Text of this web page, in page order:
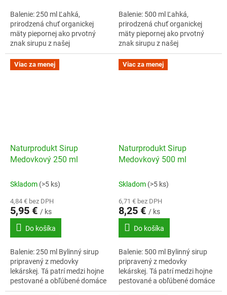
Balenie: 250 ml Ľahká,
prirodzená chuť organickej
mäty piepornej ako prvotný
znak sirupu z našej
manufaktúrnej výroby.
Naturprodukt sirupy sú
vyrábané manufaktúrnym
Balenie: 500 ml Ľahká,
prirodzená chuť organickej
mäty piepornej ako prvotný
znak sirupu z našej
manufaktúrnej výroby.
Naturprodukt sirupy sú
vyrábané manufaktúrnym
Viac za menej
Naturprodukt Sirup
Medovkový 250 ml
Skladom (>5 ks)
4,84 € bez DPH
5,95 € / ks
Do košíka
Balenie: 250 ml Bylinný sirup
pripravený z medovky
lekárskej. Tá patrí medzi hojne
pestované a obľúbené domáce
byliny a sama o sebe vyniká
Viac za menej
Naturprodukt Sirup
Medovkový 500 ml
Skladom (>5 ks)
6,71 € bez DPH
8,25 € / ks
Do košíka
Balenie: 500 ml Bylinný sirup
pripravený z medovky
lekárskej. Tá patrí medzi hojne
pestované a obľúbené domáce
byliny a sama o sebe vyniká